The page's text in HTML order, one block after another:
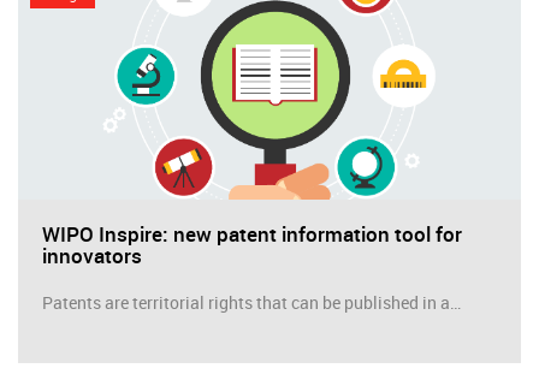
WIPO Inspire: new patent information tool for
innovators
Patents are territorial rights that can be published in a…